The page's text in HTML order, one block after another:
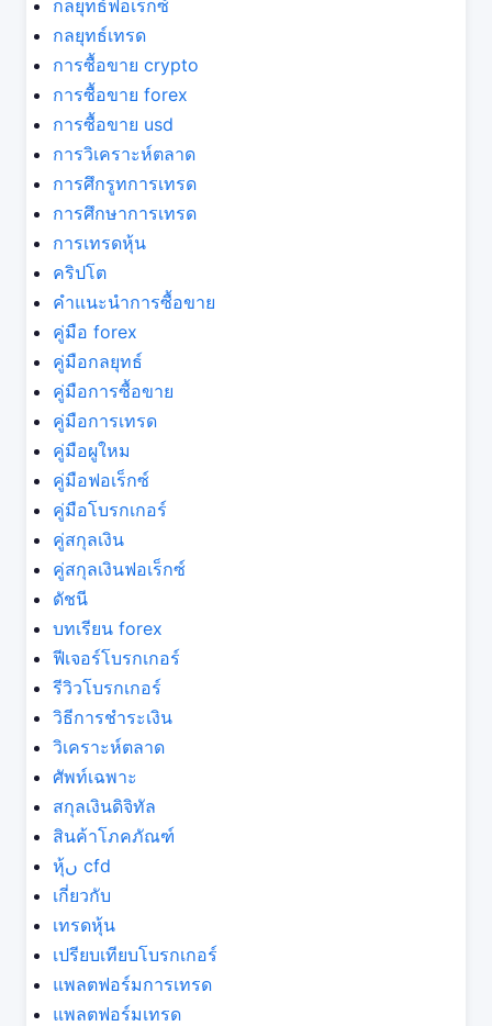
กลยุทธ์ฟอเร็กซ์
กลยุทธ์เทรด
การซื้อขาย crypto
การซื้อขาย forex
การซื้อขาย usd
การวิเคราะห์ตลาด
การศึกรูทการเทรด
การศึกษาการเทรด
การเทรดหุ้น
คริปโต
คำแนะนำการซื้อขาย
คู่มือ forex
คู่มือกลยุทธ์
คู่มือการซื้อขาย
คู่มือการเทรด
คู่มือผูใหม
คู่มือฟอเร็กซ์
คู่มือโบรกเกอร์
คู่สกุลเงิน
คู่สกุลเงินฟอเร็กซ์
ดัชนี
บทเรียน forex
ฟีเจอร์โบรกเกอร์
รีวิวโบรกเกอร์
วิธีการชำระเงิน
วิเคราะห์ตลาด
ศัพท์เฉพาะ
สกุลเงินดิจิทัล
สินค้าโภคภัณฑ์
หุ้ں cfd
เกี่ยวกับ
เทรดหุ้น
เปรียบเทียบโบรกเกอร์
แพลตฟอร์มการเทรด
แพลตฟอร์มเทรด